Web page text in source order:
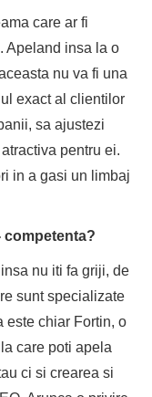
care ar fi
Apeland insa la o
nu va fi una
exact al clientilor
sa ajustezi
pentru ei.
in a gasi un limbaj
competenta?
nu iti fa griji, de
sunt specializate
este chiar Fortin, o
care poti apela
ci si crearea si